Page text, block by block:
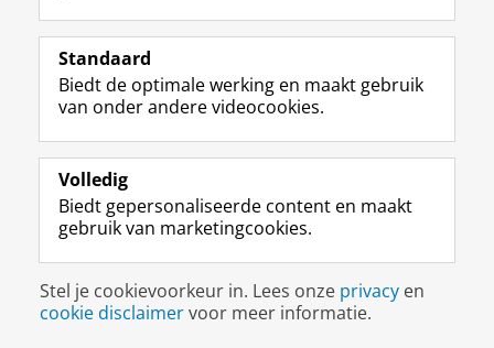
i
d
I
Disclaimer & Copyright
Inloggen
Standaard
Biedt de optimale werking en maakt gebruik
van onder andere videocookies.
Volledig
Biedt gepersonaliseerde content en maakt
gebruik van marketingcookies.
Stel je cookievoorkeur in. Lees onze privacy en
cookie disclaimervoor meer informatie.